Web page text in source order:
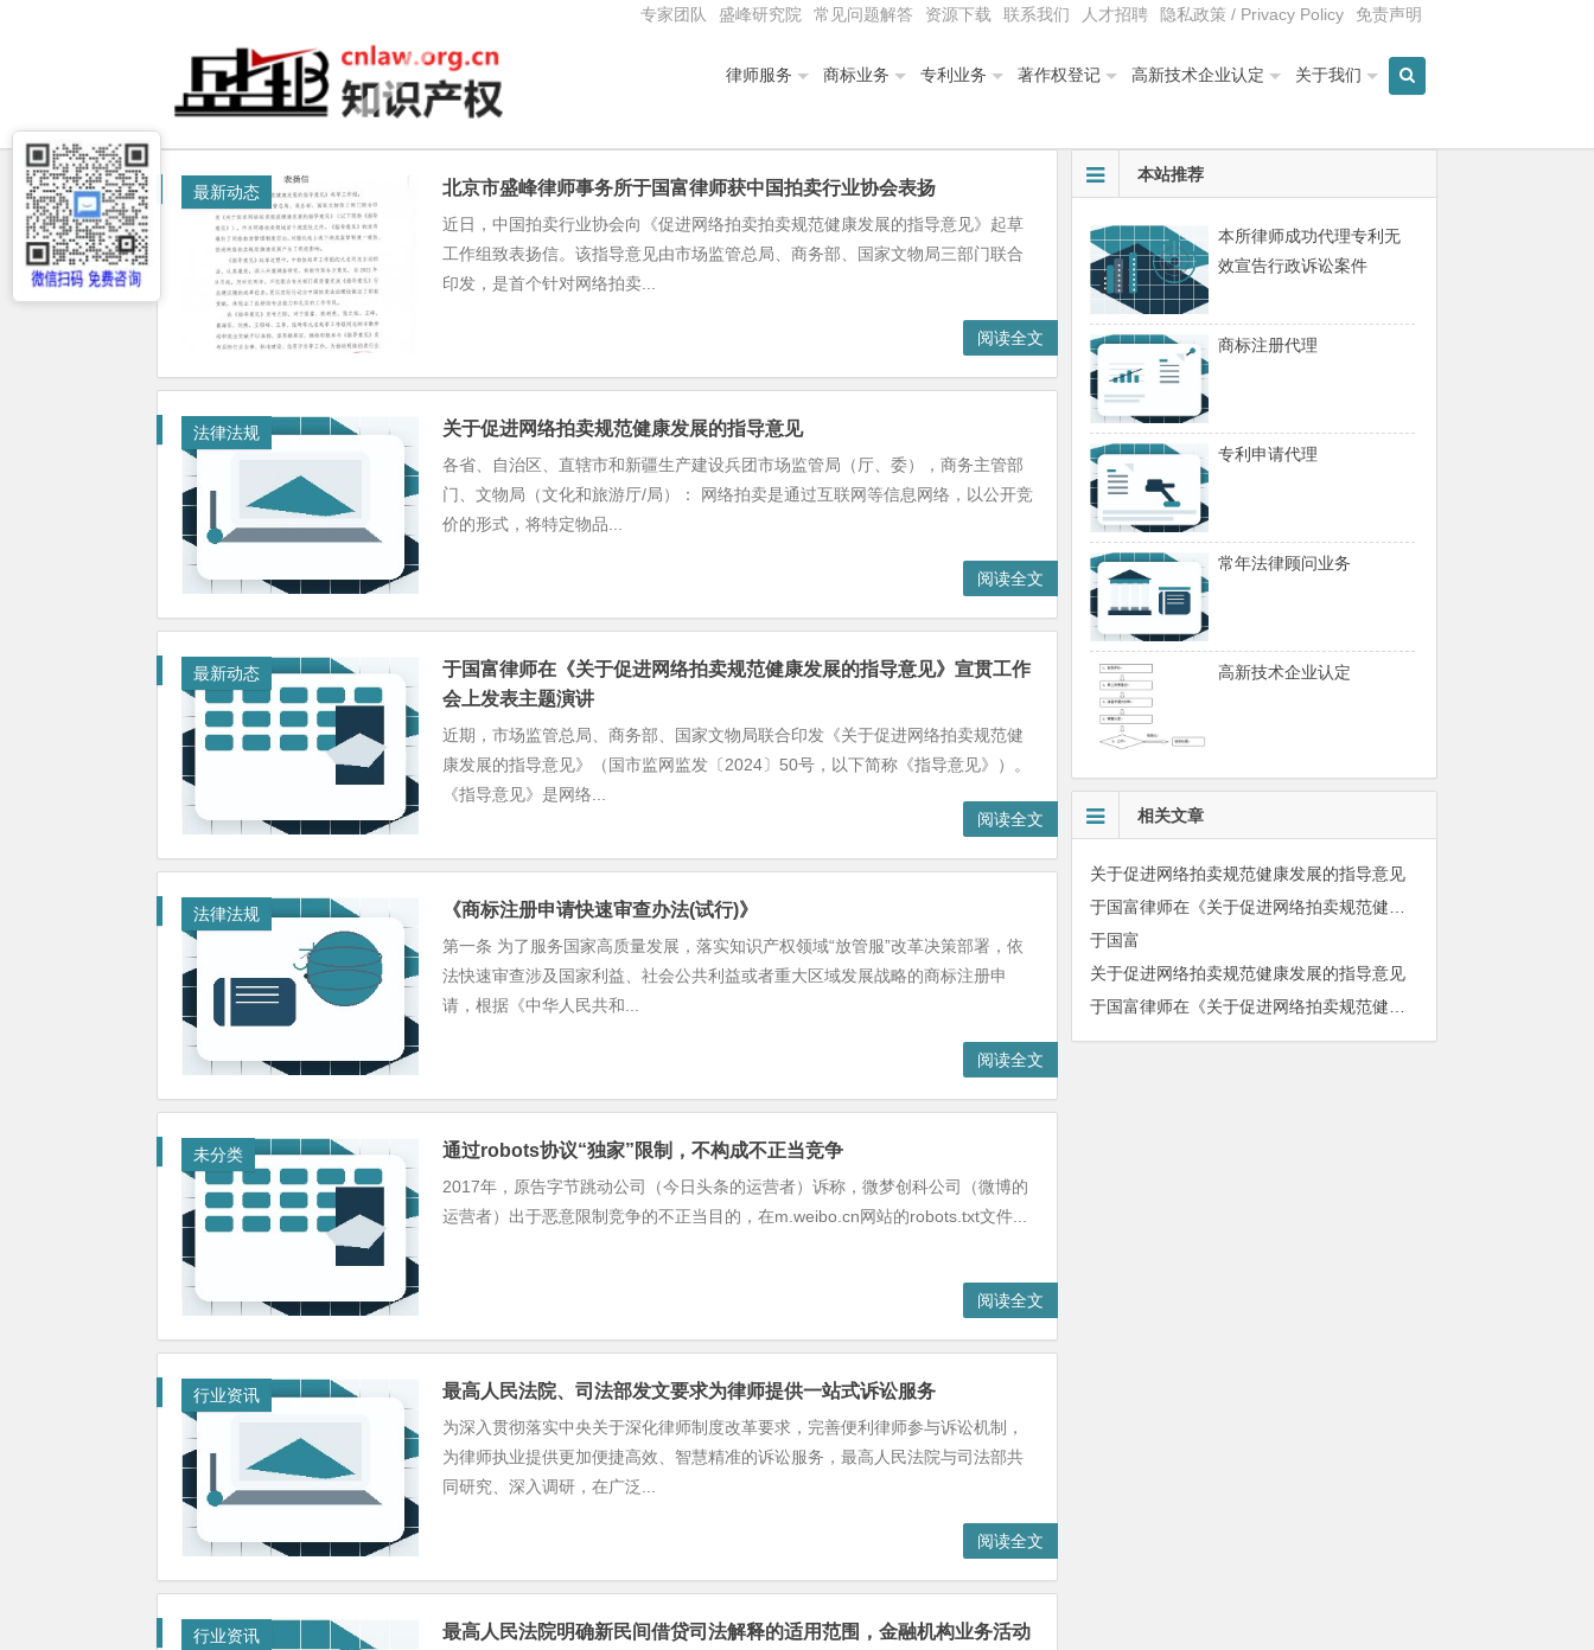
专家团队 盛峰研究院 常见问题解答 资源下载 联系我们 人才招聘 隐私政策 / Privacy Policy 免责声明
律师服务 商标业务 专利业务 著作权登记 高新技术企业认定 关于我们
最新动态 北京市盛峰律师事务所于国富律师获中国拍卖行业协会表扬
近日，中国拍卖行业协会向《促进网络拍卖拍卖规范健康发展的指导意见》起草
工作组致表扬信。该指导意见由市场监管总局、商务部、国家文物局三部门联合
印发，是首个针对网络拍卖...
阅读全文
法律法规 关于促进网络拍卖规范健康发展的指导意见
各省、自治区、直辖市和新疆生产建设兵团市场监管局（厅、委），商务主管部
门、文物局（文化和旅游厅/局）： 网络拍卖是通过互联网等信息网络，以公开竞
价的形式，将特定物品...
阅读全文
最新动态
于国富律师在《关于促进网络拍卖规范健康发展的指导意见》宣贯工作
会上发表主题演讲
近期，市场监管总局、商务部、国家文物局联合印发《关于促进网络拍卖规范健
康发展的指导意见》（国市监网监发〔2024〕50号，以下简称《指导意见》）。
《指导意见》是网络...
阅读全文
法律法规 《商标注册申请快速审查办法(试行)》
第一条 为了服务国家高质量发展，落实知识产权领域“放管服”改革决策部署，依
法快速审查涉及国家利益、社会公共利益或者重大区域发展战略的商标注册申
请，根据《中华人民共和...
阅读全文
未分类 通过robots协议“独家”限制，不构成不正当竞争
2017年，原告字节跳动公司（今日头条的运营者）诉称，微梦创科公司（微博的
运营者）出于恶意限制竞争的不正当目的，在m.weibo.cn网站的robots.txt文件...
阅读全文
行业资讯 最高人民法院、司法部发文要求为律师提供一站式诉讼服务
为深入贯彻落实中央关于深化律师制度改革要求，完善便利律师参与诉讼机制，
为律师执业提供更加便捷高效、智慧精准的诉讼服务，最高人民法院与司法部共
同研究、深入调研，在广泛...
阅读全文
行业资讯
最高人民法院明确新民间借贷司法解释的适用范围，金融机构业务活动
本站推荐
本所律师成功代理专利无
效宣告行政诉讼案件
商标注册代理
专利申请代理
常年法律顾问业务
高新技术企业认定
相关文章
关于促进网络拍卖规范健康发展的指导意见
于国富
关于促进网络拍卖规范健康发展的指导意见